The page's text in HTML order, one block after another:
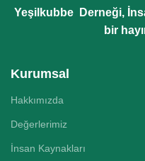
Yeşilkubbe Derneği,
bir
Kurumsal
Hakkımızda
Değerlerimiz
İnsan Kaynakları